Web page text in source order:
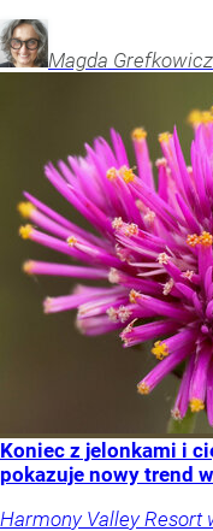
Magda Grefkowicz
Koniec z jelonkami i
pokazuje nowy trend
Harmony Valley Resort